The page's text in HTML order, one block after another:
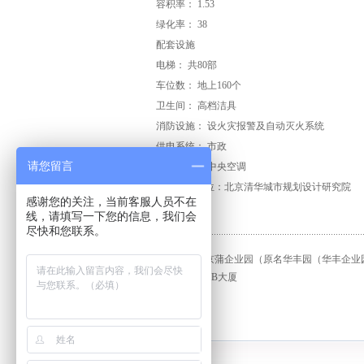
容积率： 1.53
绿化率： 38
配套设施
电梯： 共80部
车位数： 地上160个
卫生间： 高档洁具
消防设施： 设火灾报警及自动灭火系统
供电系统： 市政
空调系统： 中央空调
建筑设计单位：北京清华城市规划设计研究院
闽京蒲企业园（原名华丰园（华丰企业
下一篇：
AMB大厦
友情链接
请您留言
感谢您的关注，当前客服人员不在
线，请填写一下您的信息，我们会
尽快和您联系。